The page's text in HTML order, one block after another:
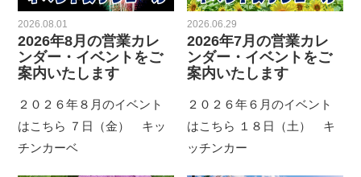
2026.08.01
2026年8月の営業カレ
ンダー・イベントをご
案内いたします
２０２６年８月のイベント
はこちら ７日（金） キッ
チンカーベ
2026.06.29
2026年7月の営業カレ
ンダー・イベントをご
案内いたします
２０２６年６月のイベント
はこちら １８日（土） キ
ッチンカー